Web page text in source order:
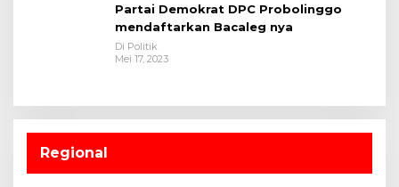
Partai Demokrat DPC Probolinggo
mendaftarkan Bacaleg nya
Di Politik
Mei 17, 2023
Regional